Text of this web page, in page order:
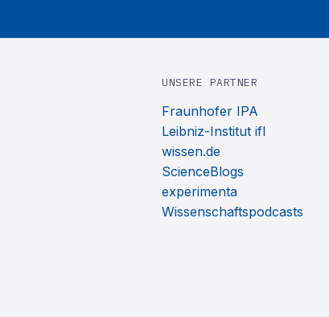
UNSERE PARTNER
Fraunhofer IPA
Leibniz-Institut ifl
wissen.de
ScienceBlogs
experimenta
Wissenschaftspodcasts